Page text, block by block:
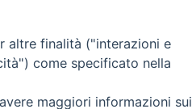
SEGUICI SU
altre finalità ("interazioni e
come specificato nella
maggiori informazioni sui